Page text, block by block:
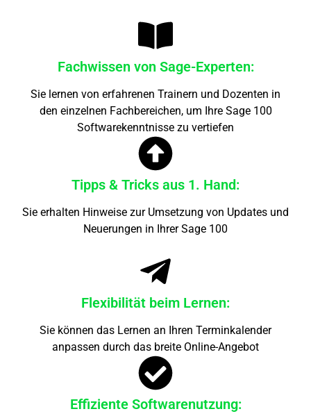
Fachwissen von Sage-Experten:
Sie lernen von erfahrenen Trainern und Dozenten in
den einzelnen Fachbereichen, um Ihre Sage 100
Softwarekenntnisse zu vertiefen
Tipps & Tricks aus 1. Hand:
Sie erhalten Hinweise zur Umsetzung von Updates und
Neuerungen in Ihrer Sage 100
Flexibilität beim Lernen:
Sie können das Lernen an Ihren Terminkalender
anpassen durch das breite Online-Angebot
Effiziente Softwarenutzung: